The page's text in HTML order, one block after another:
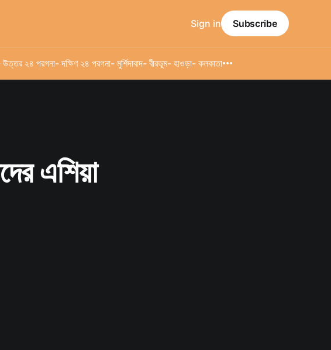
উত্তর ২৪ পরগনা- দক্ষিণ ২৪ পরগনা- মুর্শিদাবাদ- বীরভূম- হাওড়া- কলকাতা
Sign in Subscribe
এশিয়া